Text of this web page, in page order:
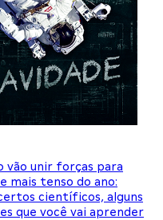
vão unir forças para
mais tenso do ano:
científicos, alguns
que você vai aprender